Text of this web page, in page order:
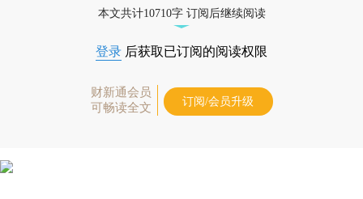
本文共计10710字 订阅后继续阅读
登录 后获取已订阅的阅读权限
财新通会员
可畅读全文
订阅/会员升级